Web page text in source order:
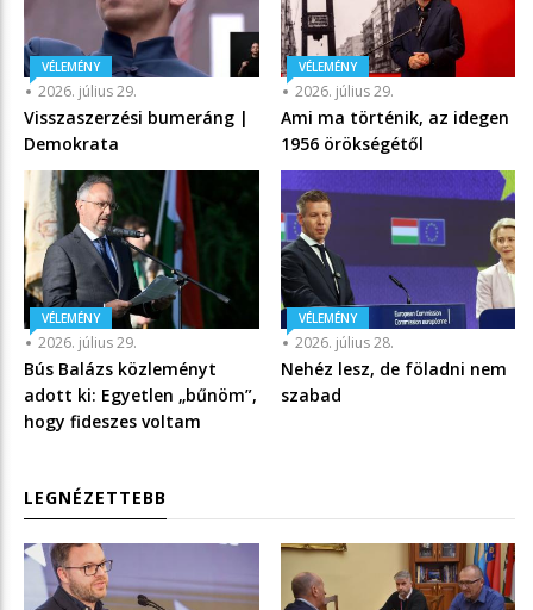
VÉLEMÉNY
2026. július 29.
Visszaszerzési bumeráng |
Demokrata
VÉLEMÉNY
2026. július 29.
Ami ma történik, az idegen
1956 örökségétől
VÉLEMÉNY
2026. július 29.
Bús Balázs közleményt
adott ki: Egyetlen „bűnöm”,
hogy fideszes voltam
VÉLEMÉNY
2026. július 28.
Nehéz lesz, de föladni nem
szabad
LEGNÉZETTEBB